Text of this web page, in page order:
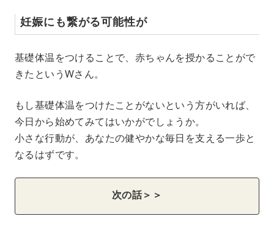
妊娠にも繋がる可能性が
基礎体温をつけることで、赤ちゃんを授かることがで
きたというWさん。
もし基礎体温をつけたことがないという方がいれば、
今日から始めてみてはいかがでしょうか。
小さな行動が、あなたの健やかな毎日を支える一歩と
なるはずです。
次の話＞＞